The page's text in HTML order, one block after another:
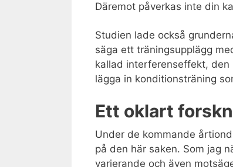
Däremot påverkas inte din
Studien lade också
säga ett träningsupplägg
kallad interferenseffekt,
lägga in konditionsträning
Ett oklart
Under de kommande
på den här saken. Som jag
varierande och även